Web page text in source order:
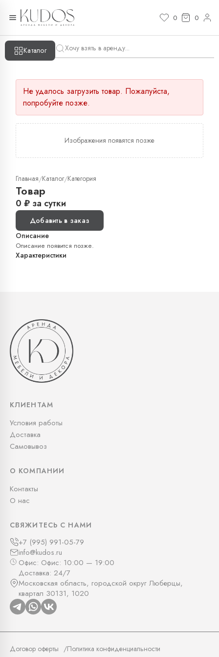
0 0
Каталог
Не удалось загрузить товар. Пожалуйста,
попробуйте позже.
Изображения появятся позже
Главная/Каталог/Категория
Товар
0 ₽ за сутки
Добавить в заказ
Описание
Описание появится позже.
Характеристики
КЛИЕНТАМ
Условия работы
Доставка
Самовывоз
О КОМПАНИИ
Контакты
О нас
СВЯЖИТЕСЬ С НАМИ
+7 (995) 991-05-79
info@kudos.ru
Офис: Офис: 10:00 — 19:00
Доставка: 24/7
Московская область, городской округ Люберцы,
квартал 30131, 1020
Договор оферты Политика конфиденциальности